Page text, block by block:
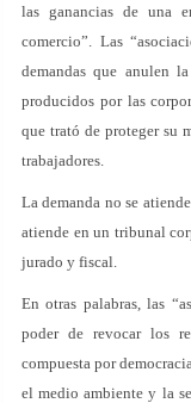
las ganancias de una
comercio”. Las
demandas que anulen
producidos por las
que trató de proteger su
trabajadores.
La demanda no se
atiende en un tribunal
jurado y fiscal.
En otras palabras, las
poder de revocar los
compuesta por
el medio ambiente y la